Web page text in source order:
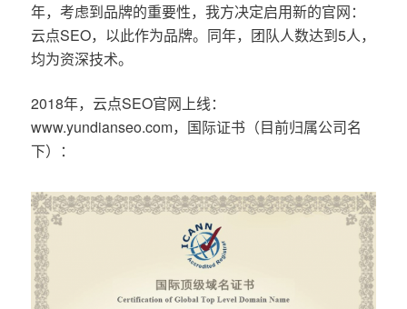
年，考虑到品牌的重要性，我方决定启用新的官网：
云点SEO，以此作为品牌。同年，团队人数达到5人，
均为资深技术。
2018年，云点SEO官网上线：
www.yundianseo.com，国际证书（目前归属公司名
下）：